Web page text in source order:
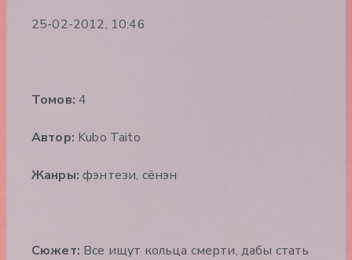
25-02-2012, 10:46
Томов: 4
Автор: Kubo Taito
Жанры: фэнтези, сёнэн
Сюжет: Все ищут кольца смерти, дабы стать